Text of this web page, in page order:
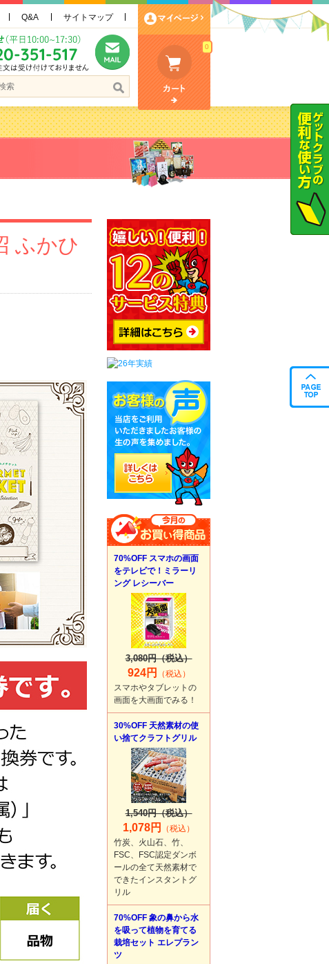
Q&A サイトマップ
0
ふかひ
70%OFF スマホの画面
をテレビで！ミラーリ
ング レシーバー
3,080円（税込）
924円
（税込）
スマホやタブレットの
画面を大画面でみる！
30%OFF 天然素材の使
い捨てクラフトグリル
1,540円（税込）
1,078円
（税込）
竹炭、火山石、竹、
FSC、FSC認定ダンボ
ールの全て天然素材で
できたインスタントグ
リル
70%OFF 象の鼻から水
を吸って植物を育てる
栽培セット エレプラン
ツ